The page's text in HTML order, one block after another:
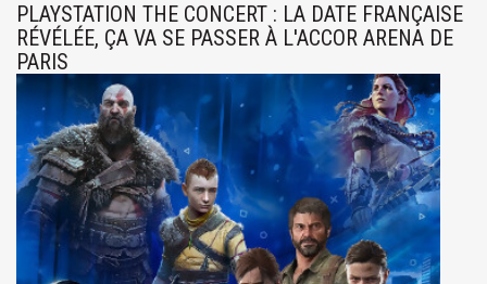
PLAYSTATION THE CONCERT : LA DATE FRANÇAISE
RÉVÉLÉE, ÇA VA SE PASSER À L'ACCOR ARENA DE
PARIS